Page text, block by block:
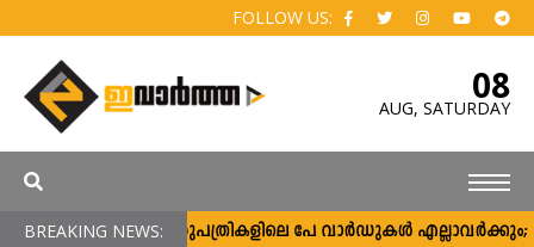
FOLLOW US:
08
AUG, SATURDAY
BREAKING NEWS:
സർക്കാർ ആശുപത്രികളിലെ പേ വാർഡുകൾ എല്ലാവർക്കും;